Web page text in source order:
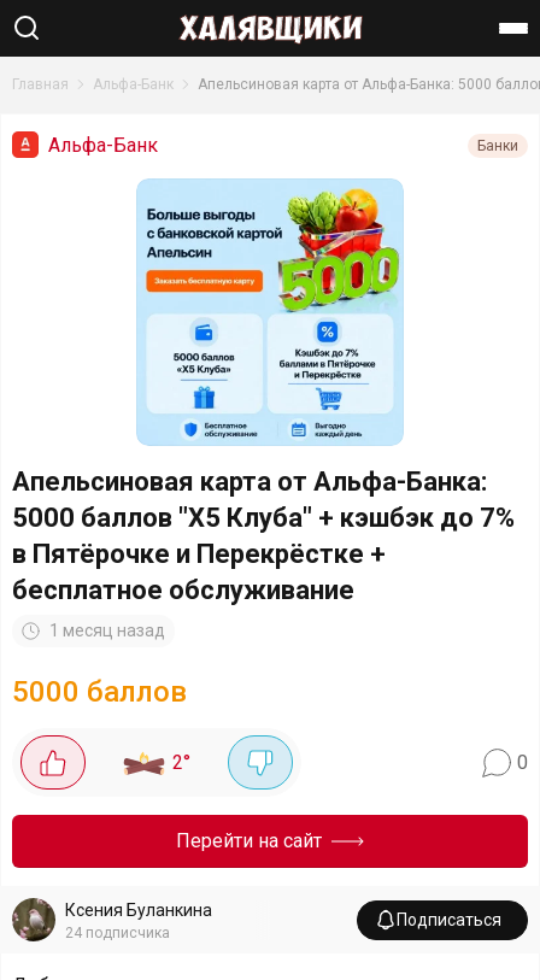
Найти
Главная Альфа-Банк Апельсиновая карта от Альфа-Банка: 5000
Альфа-Банк Банки
Апельсиновая карта от Альфа-Банка:
5000 баллов "Х5 Клуба" + кэшбэк до 7%
в Пятёрочке и Перекрёстке +
бесплатное обслуживание
1 месяц назад
5000 баллов
2° 0
Перейти на сайт
Ксения Буланкина
24 подписчика
Подписаться